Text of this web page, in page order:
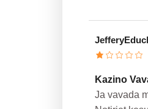
Kazino
Ja vavada